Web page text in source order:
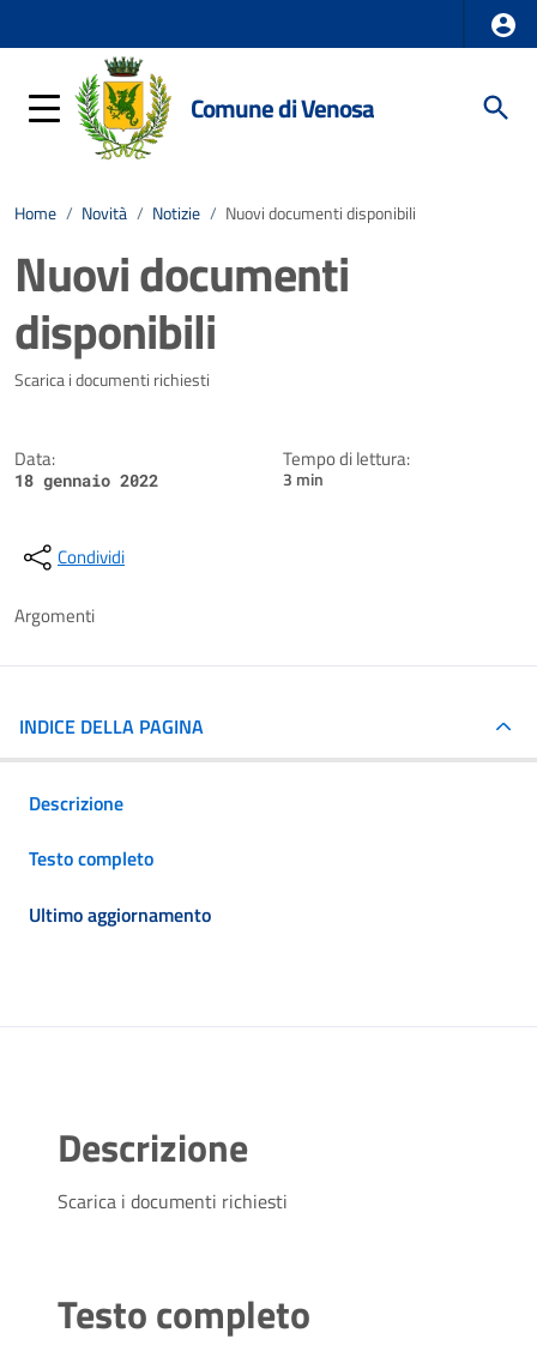
Comune di Venosa
Home / Novità / Notizie / Nuovi documenti disponibili
Nuovi documenti
disponibili
Dettagli della notizia
Scarica i documenti richiesti
Data:
18 gennaio 2022
Tempo di lettura:
3 min
Condividi
Argomenti
INDICE DELLA PAGINA
Descrizione
Testo completo
Ultimo aggiornamento
Descrizione
Scarica i documenti richiesti
Testo completo